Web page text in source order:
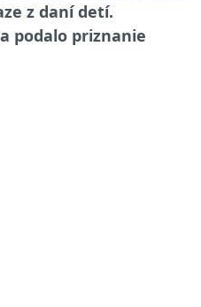
z daní detí.
podalo priznanie